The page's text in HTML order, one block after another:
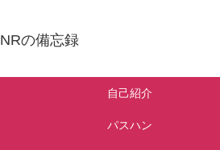
NRの備忘録
自己紹介
パスハン